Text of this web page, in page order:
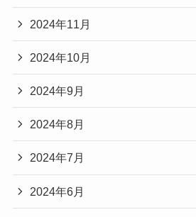
2024年11月
2024年10月
2024年9月
2024年8月
2024年7月
2024年6月